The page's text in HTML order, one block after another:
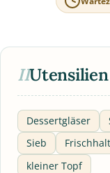
IIUtensilien
Dessertgläser
Sieb
kleiner Topf